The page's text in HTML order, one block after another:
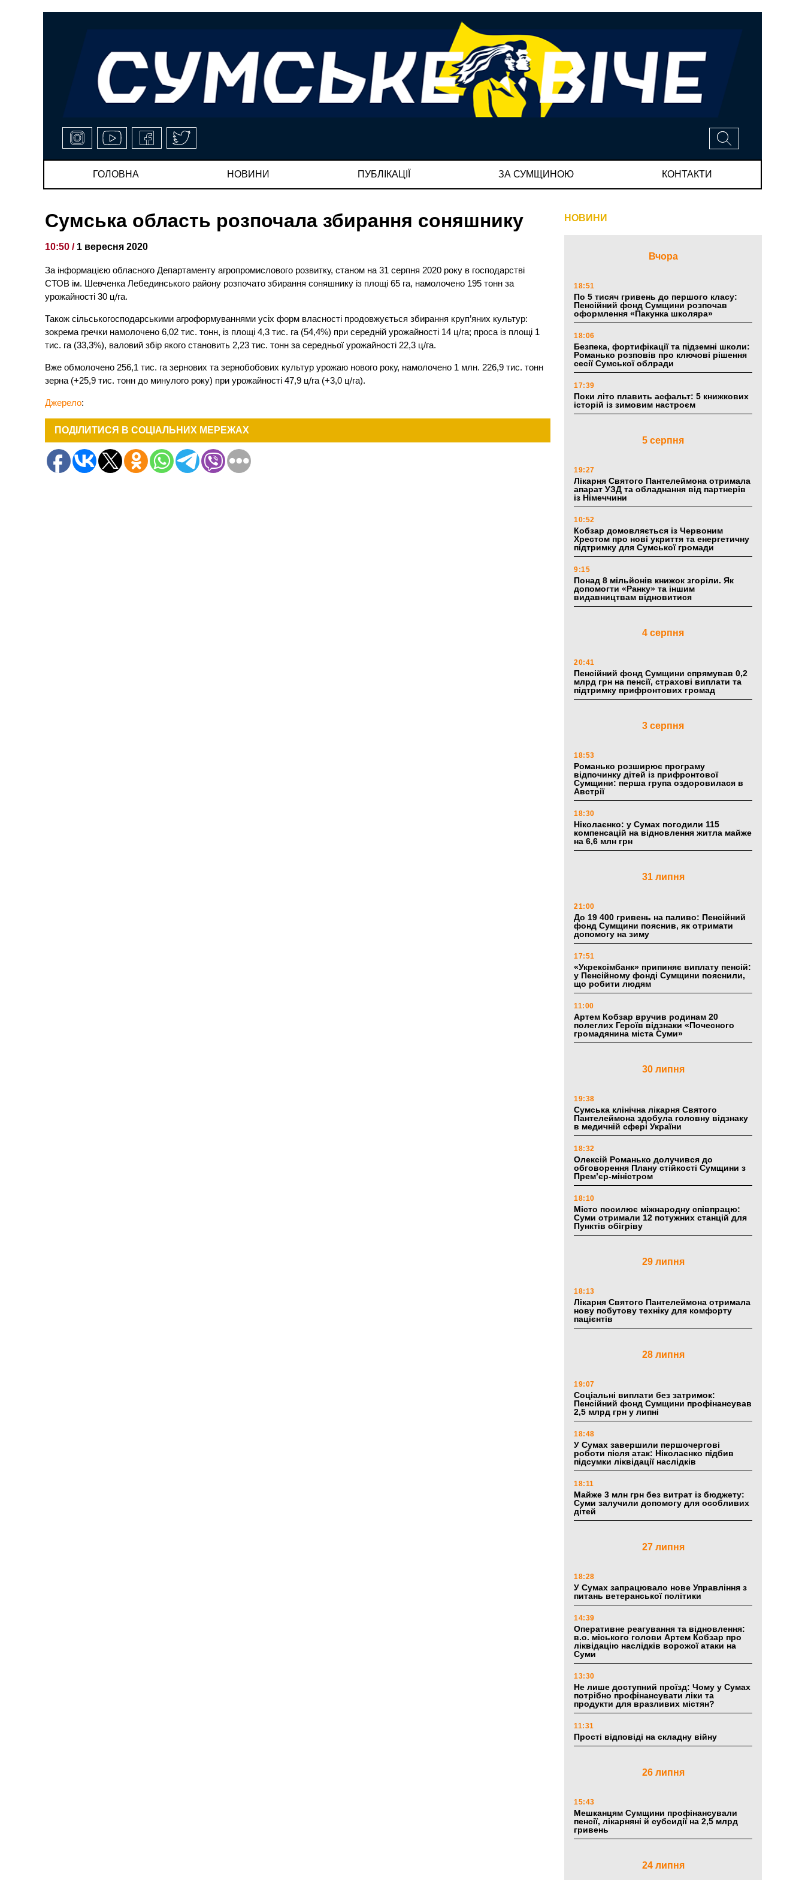
ГОЛОВНА НОВИНИ ПУБЛІКАЦІЇ ЗА СУМЩИНОЮ КОНТАКТИ
Сумська область розпочала збирання соняшнику
10:50 / 1 вересня 2020
За інформацією обласного Департаменту агропромислового розвитку, станом на 31 серпня 2020 року в господарстві
СТОВ ім. Шевченка Лебединського району розпочато збирання соняшнику із площі 65 га, намолочено 195 тонн за
урожайності 30 ц/га.
Також сільськогосподарськими агроформуваннями усіх форм власності продовжується збирання круп’яних культур:
зокрема гречки намолочено 6,02 тис. тонн, із площі 4,3 тис. га (54,4%) при середній урожайності 14 ц/га; проса із площі 1
тис. га (33,3%), валовий збір якого становить 2,23 тис. тонн за середньої урожайності 22,3 ц/га.
Вже обмолочено 256,1 тис. га зернових та зернобобових культур урожаю нового року, намолочено 1 млн. 226,9 тис. тонн
зерна (+25,9 тис. тонн до минулого року) при урожайності 47,9 ц/га (+3,0 ц/га).
Джерело:
ПОДІЛИТИСЯ В СОЦІАЛЬНИХ МЕРЕЖАХ
НОВИНИ
Вчора
18:51
По 5 тисяч гривень до першого класу:
Пенсійний фонд Сумщини розпочав
оформлення «Пакунка школяра»
18:06
Безпека, фортифікації та підземні школи:
Романько розповів про ключові рішення
сесії Сумської облради
17:39
Поки літо плавить асфальт: 5 книжкових
історій із зимовим настроєм
5 серпня
19:27
Лікарня Святого Пантелеймона отримала
апарат УЗД та обладнання від партнерів
із Німеччини
10:52
Кобзар домовляється із Червоним
Хрестом про нові укриття та енергетичну
підтримку для Сумської громади
9:15
Понад 8 мільйонів книжок згоріли. Як
допомогти «Ранку» та іншим
видавництвам відновитися
4 серпня
20:41
Пенсійний фонд Сумщини спрямував 0,2
млрд грн на пенсії, страхові виплати та
підтримку прифронтових громад
3 серпня
18:53
Романько розширює програму
відпочинку дітей із прифронтової
Сумщини: перша група оздоровилася в
Австрії
18:30
Ніколаєнко: у Сумах погодили 115
компенсацій на відновлення житла майже
на 6,6 млн грн
31 липня
21:00
До 19 400 гривень на паливо: Пенсійний
фонд Сумщини пояснив, як отримати
допомогу на зиму
17:51
«Укрексімбанк» припиняє виплату пенсій:
у Пенсійному фонді Сумщини пояснили,
що робити людям
11:00
Артем Кобзар вручив родинам 20
полеглих Героїв відзнаки «Почесного
громадянина міста Суми»
30 липня
19:38
Сумська клінічна лікарня Святого
Пантелеймона здобула головну відзнаку
в медичній сфері України
18:32
Олексій Романько долучився до
обговорення Плану стійкості Сумщини з
Прем’єр-міністром
18:10
Місто посилює міжнародну співпрацю:
Суми отримали 12 потужних станцій для
Пунктів обігріву
29 липня
18:13
Лікарня Святого Пантелеймона отримала
нову побутову техніку для комфорту
пацієнтів
28 липня
19:07
Соціальні виплати без затримок:
Пенсійний фонд Сумщини профінансував
2,5 млрд грн у липні
18:48
У Сумах завершили першочергові
роботи після атак: Ніколаєнко підбив
підсумки ліквідації наслідків
18:11
Майже 3 млн грн без витрат із бюджету:
Суми залучили допомогу для особливих
дітей
27 липня
18:28
У Сумах запрацювало нове Управління з
питань ветеранської політики
14:39
Оперативне реагування та відновлення:
в.о. міського голови Артем Кобзар про
ліквідацію наслідків ворожої атаки на
Суми
13:30
Не лише доступний проїзд: Чому у Сумах
потрібно профінансувати ліки та
продукти для вразливих містян?
11:31
Прості відповіді на складну війну
26 липня
15:43
Мешканцям Сумщини профінансували
пенсії, лікарняні й субсидії на 2,5 млрд
гривень
24 липня